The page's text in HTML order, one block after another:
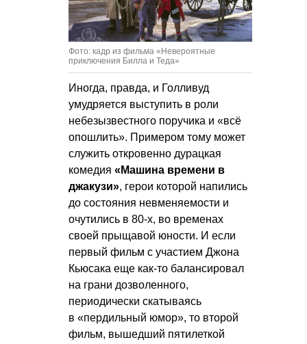
Фото: кадр из фильма «Невероятные
приключения Билла и Теда»
Иногда, правда, и Голливуд
умудряется выступить в роли
небезызвестного поручика и «всё
опошлить». Примером тому может
служить откровенно дурацкая
комедия «Машина времени в
джакузи», герои которой напились
до состояния невменяемости и
очутились в 80-х, во временах
своей прыщавой юности. И если
первый фильм с участием Джона
Кьюсака еще как-то балансировал
на грани дозволенного,
периодически скатываясь
в «пердильный юмор», то второй
фильм, вышедший пятилеткой